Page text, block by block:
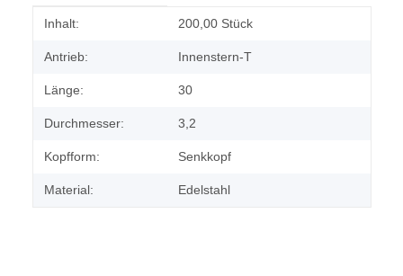
Produkteigenschaft
Wert
Inhalt: 200,00 Stück
Antrieb: Innenstern-T
Länge: 30
Durchmesser: 3,2
Kopfform: Senkkopf
Material: Edelstahl